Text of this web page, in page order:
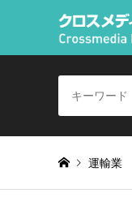
運輸業